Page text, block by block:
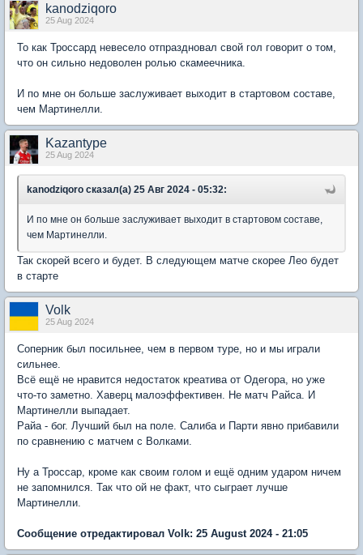
kanodziqoro
25 Aug 2024
То как Троссард невесело отпраздновал свой гол говорит о том,
что он сильно недоволен ролью скамеечника.
И по мне он больше заслуживает выходит в стартовом составе,
чем Мартинелли.
Kazantype
25 Aug 2024
kanodziqoro сказал(а) 25 Авг 2024 - 05:32:
И по мне он больше заслуживает выходит в стартовом составе,
чем Мартинелли.
Так скорей всего и будет. В следующем матче скорее Лео будет
в старте
Volk
25 Aug 2024
Соперник был посильнее, чем в первом туре, но и мы играли
сильнее.
Всё ещё не нравится недостаток креатива от Одегора, но уже
что-то заметно. Хаверц малоэффективен. Не матч Райса. И
Мартинелли выпадает.
Райа - бог. Лучший был на поле. Салиба и Парти явно прибавили
по сравнению с матчем с Волками.
Ну а Троссар, кроме как своим голом и ещё одним ударом ничем
не запомнился. Так что ой не факт, что сыграет лучше
Мартинелли.
Сообщение отредактировал Volk: 25 August 2024 - 21:05